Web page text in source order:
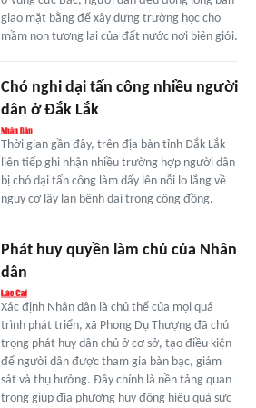
giao mặt bằng để xây dựng trường học cho
mầm non tương lai của đất nước nơi biên giới.
Chó nghi dại tấn công nhiều người
dân ở Đắk Lắk
Thời gian gần đây, trên địa bàn tỉnh Đắk Lắk
liên tiếp ghi nhận nhiều trường hợp người dân
bị chó dại tấn công làm dấy lên nỗi lo lắng về
nguy cơ lây lan bệnh dại trong cộng đồng.
Phát huy quyền làm chủ của Nhân
dân
Xác định Nhân dân là chủ thể của mọi quá
trình phát triển, xã Phong Dụ Thượng đã chú
trọng phát huy dân chủ ở cơ sở, tạo điều kiện
để người dân được tham gia bàn bạc, giám
sát và thụ hưởng. Đây chính là nền tảng quan
trọng giúp địa phương huy động hiệu quả sức